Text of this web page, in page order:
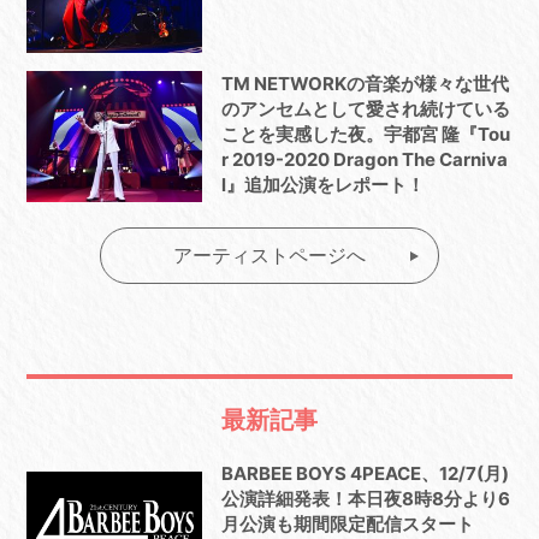
TM NETWORKの音楽が様々な世代
のアンセムとして愛され続けている
ことを実感した夜。宇都宮 隆『Tou
r 2019-2020 Dragon The Carniva
l』追加公演をレポート！
アーティストページへ
最新記事
BARBEE BOYS 4PEACE、12/7(月)
公演詳細発表！本日夜8時8分より6
月公演も期間限定配信スタート